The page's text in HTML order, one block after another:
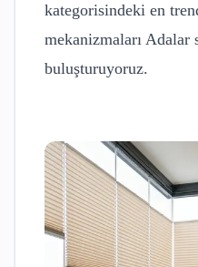
kategorisindeki en
mekanizmaları Adalar
buluşturuyoruz.